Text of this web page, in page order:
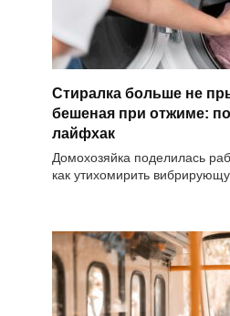
Стиралка больше не
бешеная при отжиме:
лайфхак
Домохозяйка поделилась
как утихомирить